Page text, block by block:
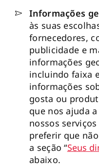
Informações
às suas
fornecedores,
publicidade e
informações
incluindo faixa
informações
gosta ou
que nos ajuda
nossos
preferir que
a seção “Seus
abaixo.